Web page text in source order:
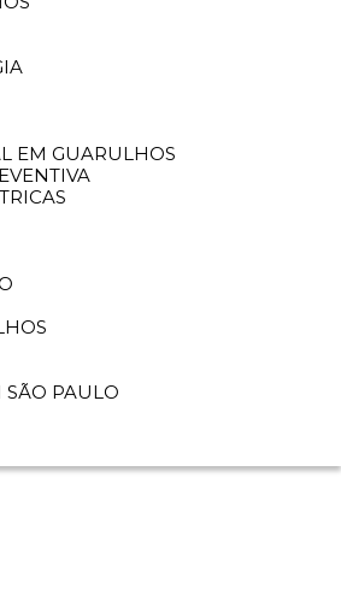
EM GUARULHOS
SÃO PAULO